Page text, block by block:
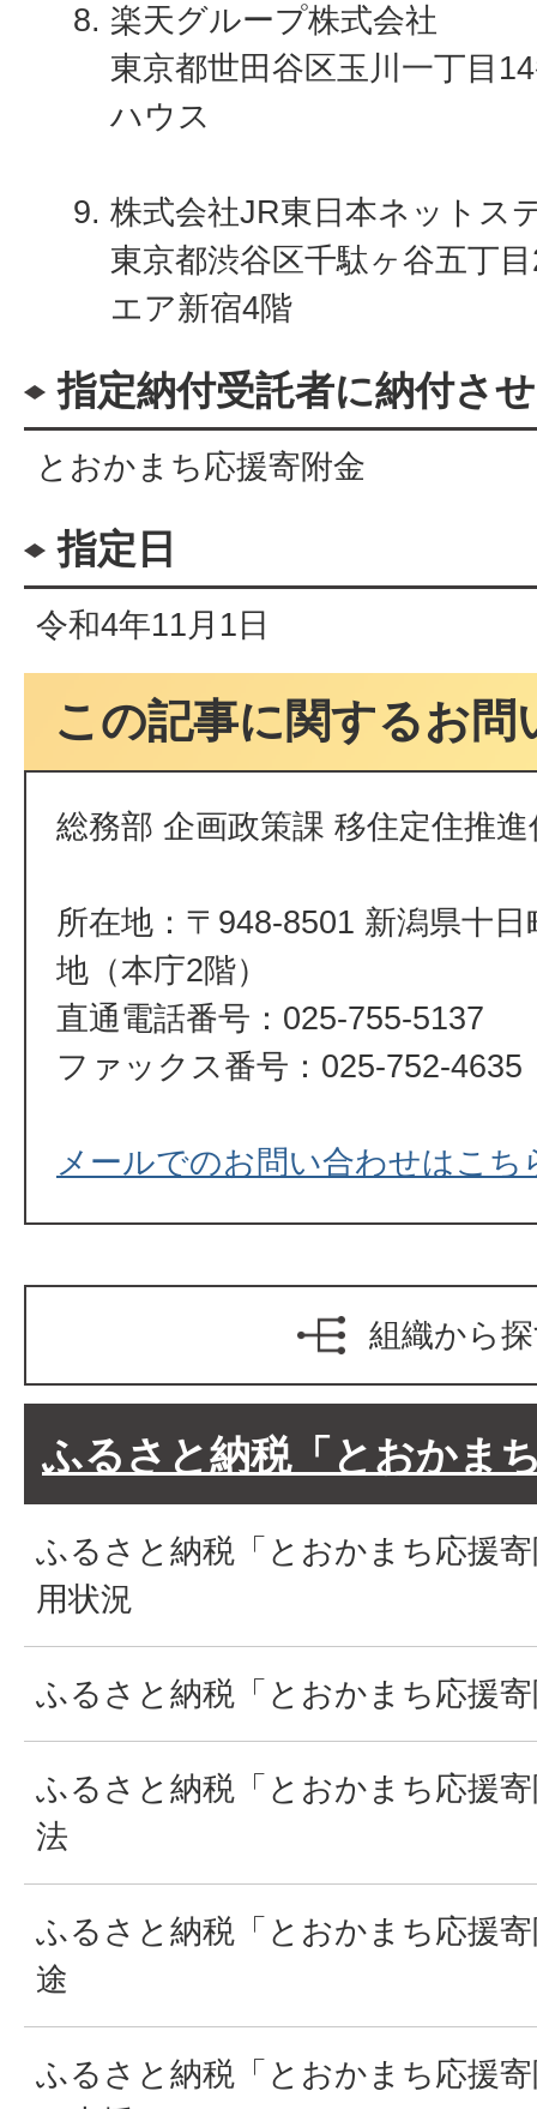
楽天グループ株式会社
東京都世田谷区玉川一丁目
ハウス
株式会社JR東日本ネットス
東京都渋谷区千駄ヶ谷五丁
エア新宿4階
指定納付受託者に納付さ
とおかまち応援寄附金
指定日
令和4年11月1日
この記事に関するお問
総務部 企画政策課 移住定住推進
所在地：〒948-8501 新潟県十
地（本庁2階）
直通電話番号：025-755-5137
ファックス番号：025-752-4635
メールでのお問い合わせはこち
組織から
ふるさと納税「とおかま
ふるさと納税「とおかまち応援
用状況
ふるさと納税「とおかまち応援
ふるさと納税「とおかまち応援
法
ふるさと納税「とおかまち応援
途
ふるさと納税「とおかまち応援